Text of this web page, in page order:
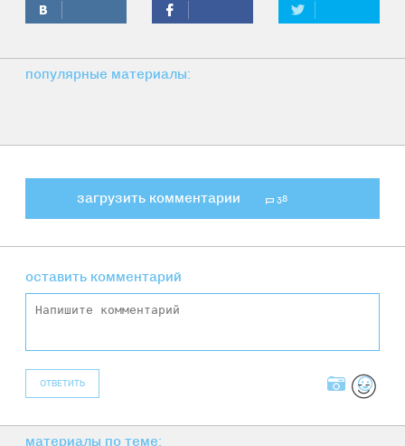
популярные материалы:
загрузить комментарии 38
оставить комментарий
ОТВЕТИТЬ
материалы по теме: